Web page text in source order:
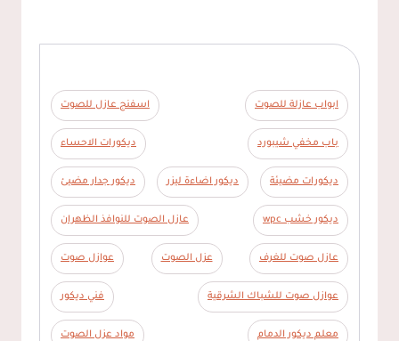
ابواب عازلة للصوت اسفنج عازل للصوت
باب مخفي شيبورد ديكورات الاحساء
ديكورات مضيئة ديكور اضاءة ليزر ديكور جدار مضيئ
ديكور خشب wpc عازل الصوت للنوافذ الظهران
عازل صوت للغرف عزل الصوت عوازل صوت
عوازل صوت للشباك الشرقية فني ديكور
معلم ديكور الدمام مواد عزل الصوت